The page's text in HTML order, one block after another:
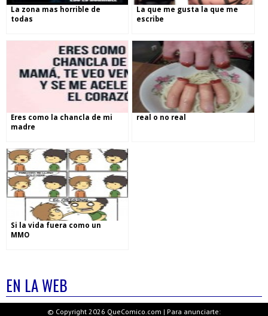
La zona mas horrible de
todas
La que me gusta la que me
escribe
Eres como la chancla de mi
madre
real o no real
Si la vida fuera como un
MMO
EN LA WEB
© Copyright 2026 QueComico.com | Para anunciarte: